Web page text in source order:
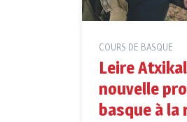
COURS DE BASQUE
Leire
nouvelle
basque à la